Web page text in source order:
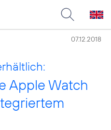
07.12.2018
Apple Watch